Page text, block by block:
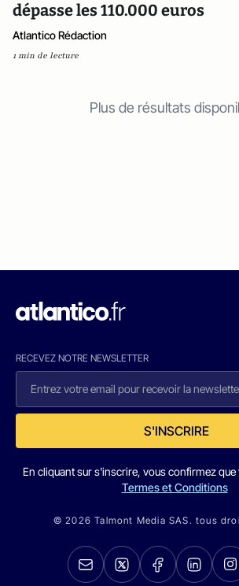
dépasse les 110.000 euros
Atlantico Rédaction
1 min de lecture
Plus de résultats
RECEVEZ NOTRE NEWSLETTER
S'INSCRIRE
En cliquant sur s'inscrire, vous confirmez
Termes et Conditions
© 2026 Talmont Media SAS. tous